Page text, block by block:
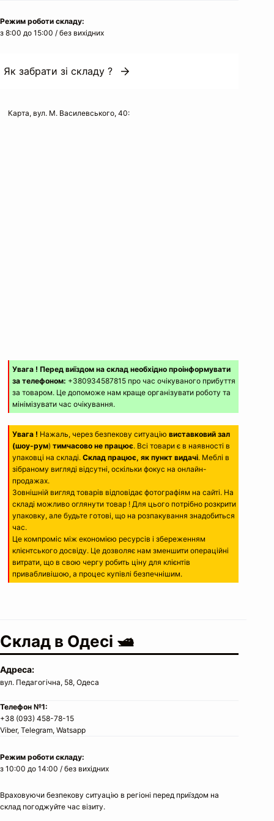
Режим роботи складу:
з 8:00 до 15:00 / без вихідних
Як забрати зі складу ?
Карта, вул. М. Василевського, 40:
Увага ! Перед виїздом на склад необхідно проінформувати
за телефоном: +380934587815 про час очікуваного прибуття
за товаром. Це допоможе нам краще організувати роботу та
мінімізувати час очікування.
Увага ! Нажаль, через безпекову ситуацію виставковий зал
(шоу-рум) тимчасово не працює. Всі товари є в наявності в
упаковці на складі.Склад працює, як пункт видачі. Меблі в
зібраному вигляді відсутні, оскільки фокус на онлайн-
продажах.
Зовнішній вигляд товарів відповідає фотографіям на сайті. На
складі можливо оглянути товар ! Для цього потрібно розкрити
упаковку, але будьте готові, що на розпакування знадобиться
час.
Це компроміс між економією ресурсів і збереженням
клієнтського досвіду. Це дозволяє нам зменшити операційні
витрати, що в свою чергу робить ціну для клієнтів
привабливішою, а процес купівлі безпечнішим.
Cклад в Одесі 🛥
Адреса:
вул. Педагогічна, 58, Одеса
Телефон №1:
+38 (093) 458-78-15
Viber, Telegram, Watsapp
Режим роботи складу:
з 10:00 до 14:00 / без вихідних
Враховуючи безпекову ситуацію в регіоні перед приїздом на
склад погоджуйте час візиту.